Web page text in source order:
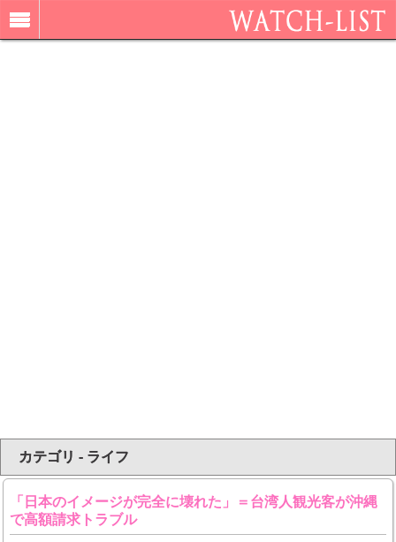
カテゴリ - ライフ
「日本のイメージが完全に壊れた」＝台湾人観光客が沖縄
で高額請求トラブル